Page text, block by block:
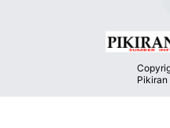
Pikiran